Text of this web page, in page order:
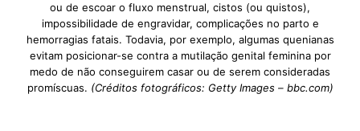
ou de escoar o fluxo menstrual, cistos (ou quistos),
impossibilidade de engravidar, complicações no parto e
hemorragias fatais. Todavia, por exemplo, algumas quenianas
evitam posicionar-se contra a mutilação genital feminina por
medo de não conseguirem casar ou de serem consideradas
promíscuas. (Créditos fotográficos: Getty Images – bbc.com)